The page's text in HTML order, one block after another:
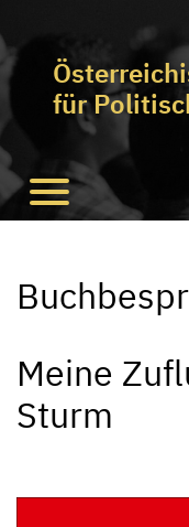
für
Meine
Sturm